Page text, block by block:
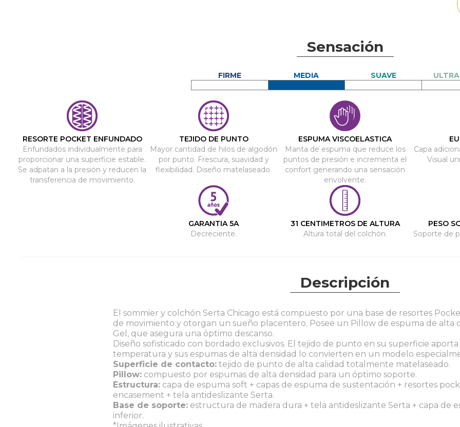
Sensación
RESORTE POCKET ENFUNDADO
Enfundados individualmente para
proporcionar una superficie estable.
Se adpatan a la presión y reducen la
transferencia de movimiento.
TEJIDO DE PUNTO
Mayor cantidad de hilos de algodón
por punto. Frescura, suavidad y
flexibilidad. Diseño matelaseado.
ESPUMA VISCOELASTICA
Manta de espuma que reduce los
puntos de presión e incrementa el
confort generando una sensación
envolvente.
Capa
Visual
GARANTIA 5A
Decreciente.
31 CENTIMETROS DE ALTURA
Altura total del colchón.
PESO
Soporte de
Descripción
El sommier y colchón Serta Chicago está compuesto por una base de resortes
de movimiento y otorgan un sueño placentero. Posee un Pillow de espuma de alta
Gel, que asegura una óptimo descanso.
Diseño sofisticado con bordado exclusivos. El tejido de punto en su superficie
temperatura y sus espumas de alta densidad lo convierten en un modelo
Superficie de contacto:tejido de punto de alta calidad totalmente matelaseado.
Pillow:compuesto por espumas de alta densidad para un óptimo soporte.
Estructura:capa de espuma soft + capas de espuma de sustentación + resortes
encasement + tela antideslizante Serta.
Base de soporte:estructura de madera dura + tela antideslizante Serta + capa de
inferior.